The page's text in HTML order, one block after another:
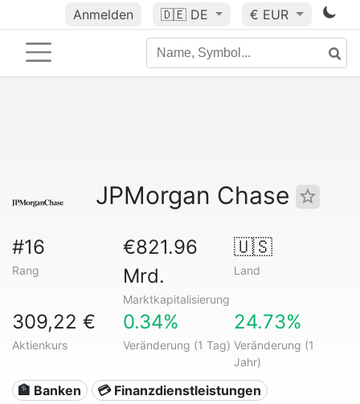
Anmelden 🇩🇪 DE € EUR
JPMorgan Chase
#16
Rang
€821.96
Mrd.
Marktkapitalisierung
🇺🇸
Land
309,22 €
Aktienkurs
0.34%
Veränderung (1 Tag)
24.73%
Veränderung (1
Jahr)
🏦 Banken
💳 Finanzdienstleistungen